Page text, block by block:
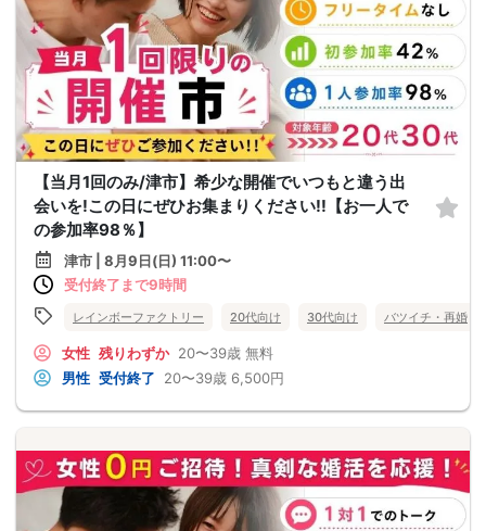
【当月1回のみ/津市】希少な開催でいつもと違う出
会いを!この日にぜひお集まりください!!【お一人で
の参加率98％】
津市 | 8月9日(日) 11:00〜
受付終了まで9時間
レインボーファクトリー 20代向け 30代向け バツイチ・再婚
女性 残りわずか 20〜39歳 無料
男性 受付終了 20〜39歳 6,500円